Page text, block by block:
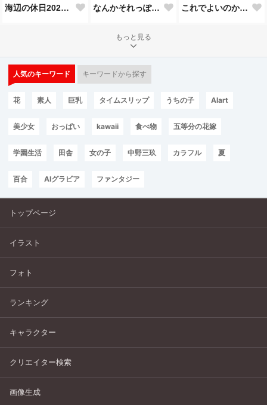
海辺の休日2026 その２ なんかそれっぽいのができた これでよいのかな？
もっと見る
人気のキーワード キーワードから探す
花 素人 巨乳 タイムスリップ うちの子 AIart
美少女 おっぱい kawaii 食べ物 五等分の花嫁
学園生活 田舎 女の子 中野三玖 カラフル 夏
百合 AIグラビア ファンタジー
トップページ
イラスト
フォト
ランキング
キャラクター
クリエイター検索
画像生成